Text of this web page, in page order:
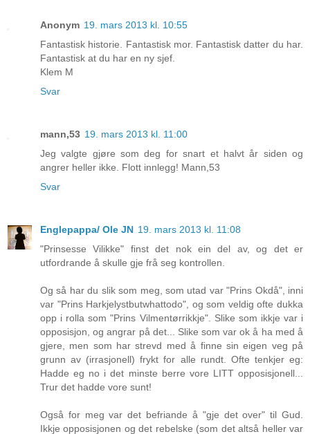
Anonym 19. mars 2013 kl. 10:55
Fantastisk historie. Fantastisk mor. Fantastisk datter du har.
Fantastisk at du har en ny sjef.
Klem M
Svar
mann,53 19. mars 2013 kl. 11:00
Jeg valgte gjøre som deg for snart et halvt år siden og
angrer heller ikke. Flott innlegg! Mann,53
Svar
Englepappa/ Ole JN 19. mars 2013 kl. 11:08
"Prinsesse Vilikke" finst det nok ein del av, og det er
utfordrande å skulle gje frå seg kontrollen.
Og så har du slik som meg, som utad var "Prins Okdå", inni
var "Prins Harkjelystbutwhattodo", og som veldig ofte dukka
opp i rolla som "Prins Vilmentørrikkje". Slike som ikkje var i
opposisjon, og angrar på det... Slike som var ok å ha med å
gjere, men som har strevd med å finne sin eigen veg på
grunn av (irrasjonell) frykt for alle rundt. Ofte tenkjer eg:
Hadde eg no i det minste berre vore LITT opposisjonell...
Trur det hadde vore sunt!
Også for meg var det befriande å "gje det over" til Gud.
Ikkje opposisjonen og det rebelske (som det altså heller var